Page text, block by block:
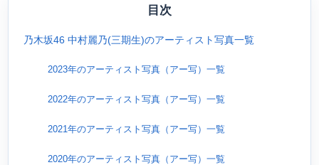
目次
乃木坂46 中村麗乃(三期生)のアーティスト写真一覧
2023年のアーティスト写真（アー写）一覧
2022年のアーティスト写真（アー写）一覧
2021年のアーティスト写真（アー写）一覧
2020年のアーティスト写真（アー写）一覧